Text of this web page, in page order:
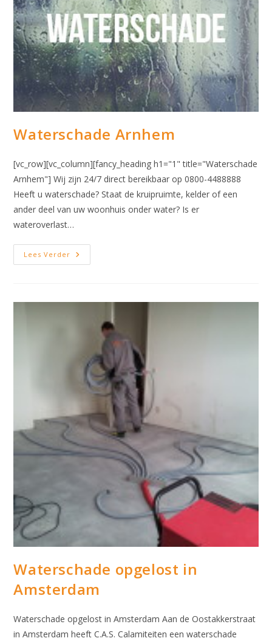
Waterschade Arnhem
[vc_row][vc_column][fancy_heading h1="1" title="Waterschade
Arnhem"] Wij zijn 24/7 direct bereikbaar op 0800-4488888
Heeft u waterschade? Staat de kruipruimte, kelder of een
ander deel van uw woonhuis onder water? Is er
wateroverlast…
Lees Verder Waterschade
Arnhem
Waterschade opgelost in
Amsterdam
Waterschade opgelost in Amsterdam Aan de Oostakkerstraat
in Amsterdam heeft C.A.S. Calamiteiten een waterschade